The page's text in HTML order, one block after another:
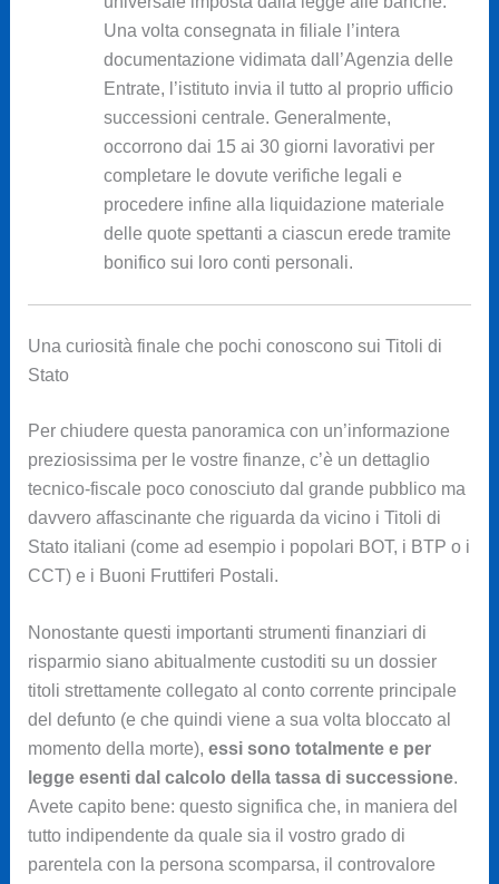
Una volta consegnata in filiale l’intera
documentazione vidimata dall’Agenzia delle
Entrate, l’istituto invia il tutto al proprio ufficio
successioni centrale. Generalmente,
occorrono dai 15 ai 30 giorni lavorativi per
completare le dovute verifiche legali e
procedere infine alla liquidazione materiale
delle quote spettanti a ciascun erede tramite
bonifico sui loro conti personali.
Una curiosità finale che pochi conoscono sui Titoli di
Stato
Per chiudere questa panoramica con un’informazione
preziosissima per le vostre finanze, c’è un dettaglio
tecnico-fiscale poco conosciuto dal grande pubblico ma
davvero affascinante che riguarda da vicino i Titoli di
Stato italiani (come ad esempio i popolari BOT, i BTP o i
CCT) e i Buoni Fruttiferi Postali.
Nonostante questi importanti strumenti finanziari di
risparmio siano abitualmente custoditi su un dossier
titoli strettamente collegato al conto corrente principale
del defunto (e che quindi viene a sua volta bloccato al
momento della morte), essi sono totalmente e per
legge esenti dal calcolo della tassa di successione.
Avete capito bene: questo significa che, in maniera del
tutto indipendente da quale sia il vostro grado di
parentela con la persona scomparsa, il controvalore